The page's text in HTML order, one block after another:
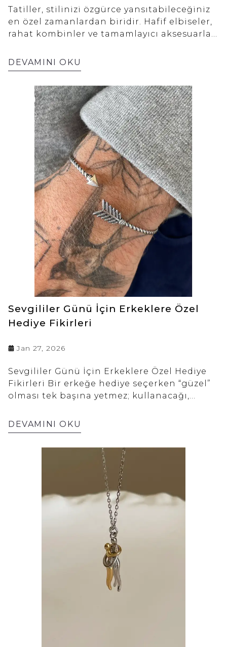
Tatiller, stilinizi özgürce yansıtabileceğiniz
en özel zamanlardan biridir. Hafif elbiseler,
rahat kombinler ve tamamlayıcı aksesuarlar
noktada özellikle denize dayanıklı takılar,
hem estetik görünüm hem de uzun ömürlü
DEVAMINI OKU
Sevgililer Günü İçin Erkeklere Özel
Hediye Fikirleri
Jan 27, 2026
Sevgililer Günü İçin Erkeklere Özel Hediye
Fikirleri Bir erkeğe hediye seçerken “güzel”
olması tek başına yetmez; kullanacağı,
ve mümkünse her taktığında sizi
hatırlatacağı bir şey olması gerekir. O
genelde iki özellik taşır: Günlük hayatta
kolayca kullanılabilirler. Küçük bir detayla
kişiye özel hissettirirler. 1) Figaro Bileklik:
Şık ama sade sevenlere Figaro zincir, klasik
zincir formunun daha karakterli hali gibi
düşünülebilir: halkalar aynı değildir; belli
aralıklarla farklı boyutlar tekrar eder. Bu
küçük ritim, bilekliğe “düz zincir”e göre
daha stil sahibi bir hava verir. Figaro
bileklik seçim nedeni: Yaş ve stil bağımsız:
Hem minimalist giyinen, hem daha iddialı
giyinen erkeklerde uyum yakalar. Saatle iyi
DEVAMINI OKU